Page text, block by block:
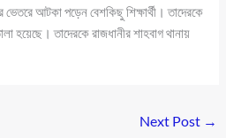
ভেতরে আটকা পড়েন বেশকিছু শিক্ষার্থী। তাদেরকে
হয়েছে। তাদেরকে রাজধানীর শাহবাগ থানায়
Next Post →